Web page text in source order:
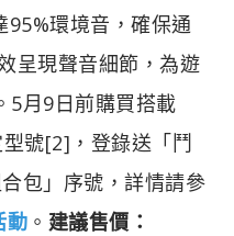
95%環境音，確保通
呈現聲音細節，為遊
5月9日前購買搭載
號[2]，登錄送「鬥
包」序號，詳情請參
動 。 建議售價：